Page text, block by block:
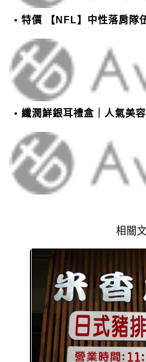
特價 【NFL】中性落肩隊
纖潤鮮銀耳禮盒｜人氣美
相關